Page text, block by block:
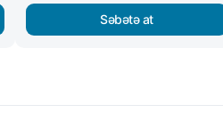
Səbətə at